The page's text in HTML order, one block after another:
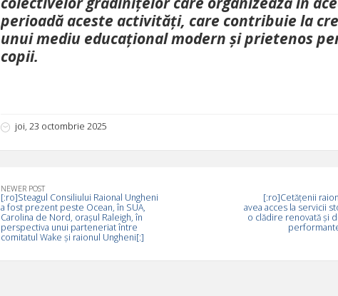
perioadă aceste activități, care contribuie la
unui mediu educațional modern și prietenos
copii.
joi, 23 octombrie 2025
NEWER POST
[:ro]Steagul Consiliului Raional Ungheni
a fost prezent peste Ocean, în SUA,
Carolina de Nord, orașul Raleigh, în
perspectiva unui parteneriat între
comitatul Wake și raionul Ungheni[:]
[:ro]Cetățenii
avea acces la servicii
o clădire renovată și